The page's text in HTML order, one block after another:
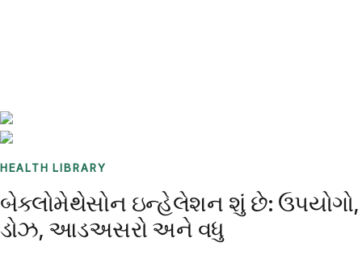
HEALTH LIBRARY
બેક્લોમેથેસોન ઇન્હેલેશન શું છે: ઉપયોગો,
ડોઝ, આડઅસરો અને વધુ